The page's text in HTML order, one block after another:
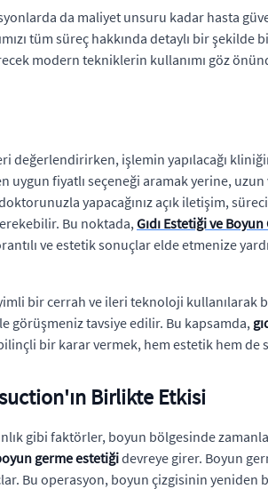
da maliyet unsuru kadar hasta
tüm süreç hakkında detaylı bir şekilde
modern tekniklerin kullanımı göz
değerlendirirken, işlemin yapılacağı
uygun fiyatlı seçeneği aramak yerine,
yapacağınız açık iletişim,
Bu noktada, Gıdı Estetiği ve
ve estetik sonuçlar elde etmenize
bir cerrah ve ileri teknoloji kullanılarak
görüşmeniz tavsiye edilir. Bu kapsamda,
bir karar vermek, hem estetik hem de
Birlikte Etkisi
gibi faktörler, boyun bölgesinde
germe estetiğidevreye girer. Boyun
Bu operasyon, boyun çizgisinin